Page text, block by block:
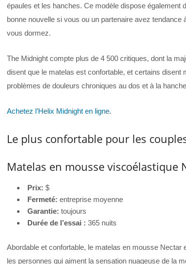
épaules et les hanches. Ce modèle dispose également
bonne nouvelle si vous ou un partenaire avez tendance
vous dormez.
The Midnight compte plus de 4 500 critiques, dont la
disent que le matelas est confortable, et certains disent
problèmes de douleurs chroniques au dos et à la
Achetez l’Helix Midnight en ligne.
Le plus confortable pour les
Matelas en mousse viscoélastique
Prix: $
Fermeté: entreprise moyenne
Garantie: toujours
Durée de l’essai : 365 nuits
Abordable et confortable, le matelas en mousse Nectar
les personnes qui aiment la sensation nuageuse de la